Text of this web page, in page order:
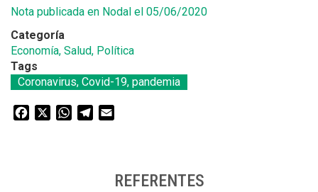
Nota publicada en Nodal el 05/06/2020
Categoría
Economía, Salud, Política
Tags
Coronavirus, Covid-19, pandemia
Facebook WhatsAppTelegram
REFERENTES